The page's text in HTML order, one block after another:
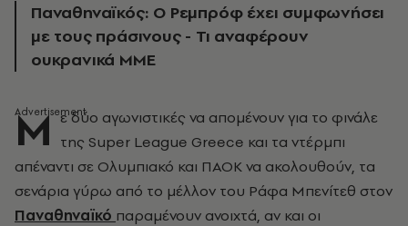
Παναθηναϊκός: Ο Ρεμπρόφ έχει συμφωνήσει
με τους πράσινους - Τι αναφέρουν
ουκρανικά ΜΜΕ
Μ ε δύο αγωνιστικές να απομένουν για το φινάλε
της Super League Greece και τα ντέρμπι
απέναντι σε Ολυμπιακό και ΠΑΟΚ να ακολουθούν, τα
σενάρια γύρω από το μέλλον του Ράφα Μπενίτεθ στον
Παναθηναϊκό παραμένουν ανοιχτά, αν και οι